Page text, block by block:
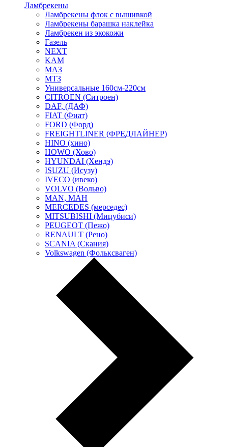
Ламбрекены
Ламбрекены флок с вышивкой
Ламбрекены барашка наклейка
Ламбрекен из экокожи
Газель
NEXT
KAM
МАЗ
МТЗ
Универсальные 160см-220см
CITROEN (Ситроен)
DAF, (ДАФ)
FIAT (Фиат)
FORD (Форд)
FREIGHTLINER (ФРЕДЛАЙНЕР)
HINO (хино)
HOWO (Хово)
HYUNDAI (Хендэ)
ISUZU (Исузу)
IVECO (ивеко)
VOLVO (Вольво)
MAN, МАН
MERCEDES (мерседес)
MITSUBISHI (Мицубиси)
PEUGEOT (Пежо)
RENAULT (Рено)
SCANIA (Скания)
Volkswagen (Фольксваген)